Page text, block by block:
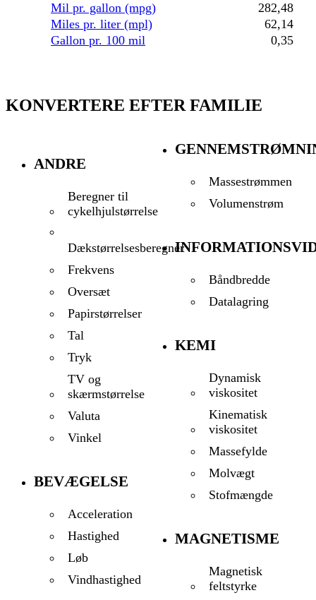
Mil pr. gallon (mpg)
282,48
Miles pr. liter (mpl)
62,14
Gallon pr. 100 mil
0,35
KONVERTERE EFTER FAMILIE
ANDRE
Beregner til
cykelhjulstørrelse
Dækstørrelsesberegner
Frekvens
Oversæt
Papirstørrelser
Tal
Tryk
TV og
skærmstørrelse
Valuta
Vinkel
BEVÆGELSE
Acceleration
Hastighed
Løb
Vindhastighed
Massestrømmen
Volumenstrøm
Båndbredde
Datalagring
KEMI
Dynamisk
viskositet
Kinematisk
viskositet
Massefylde
Molvægt
Stofmængde
MAGNETISME
Magnetisk
feltstyrke